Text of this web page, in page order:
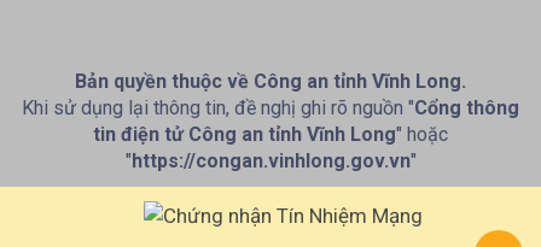
Bản quyền thuộc về Công an tỉnh Vĩnh Long.
Khi sử dụng lại thông tin, đề nghị ghi rõ nguồn "Cổng thông
tin điện tử Công an tỉnh Vĩnh Long" hoặc
"https://congan.vinhlong.gov.vn"